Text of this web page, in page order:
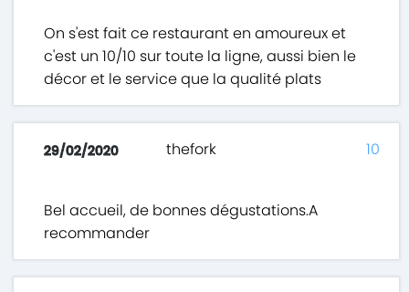
On s'est fait ce restaurant en amoureux et
c'est un 10/10 sur toute la ligne, aussi bien le
décor et le service que la qualité plats
29/02/2020 thefork
Bel accueil, de bonnes dégustations.A
recommander
10